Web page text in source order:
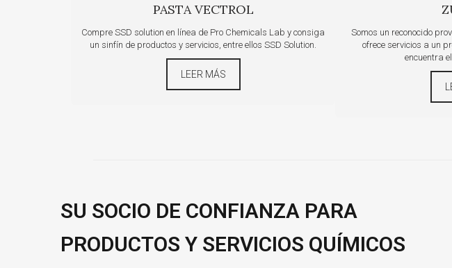
PASTA VECTROL
Compre SSD solution en línea de Pro Chemicals Lab y consiga
un sinfín de productos y servicios, entre ellos SSD Solution.
LEER MÁS
Somos un reconocido
ofrece servicios a un
encuentra
SU SOCIO DE CONFIANZA PARA
PRODUCTOS Y SERVICIOS QUÍMICOS